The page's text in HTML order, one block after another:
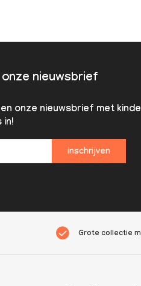
nieuwsbrief
onze nieuwsbrief met
in!
inschrijven
Grote collectie